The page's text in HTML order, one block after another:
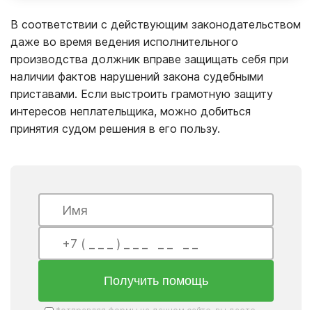
В соответствии с действующим законодательством
даже во время ведения исполнительного
производства должник вправе защищать себя при
наличии фактов нарушений закона судебными
приставами. Если выстроить грамотную защиту
интересов неплательщика, можно добиться
принятия судом решения в его пользу.
Получить помощь